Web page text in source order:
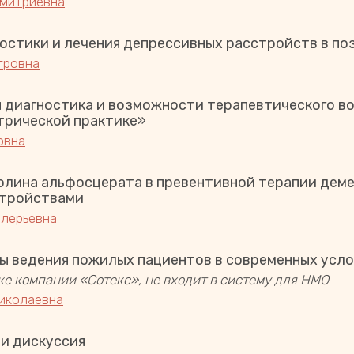
и лечения депрессивных расстройств в
и возможности терапевтического
практике»
альфосцерата в превентивной терапии
ведения пожилых пациентов в современных
компании «Сотекс», не входит в систему для НМО
дискуссия